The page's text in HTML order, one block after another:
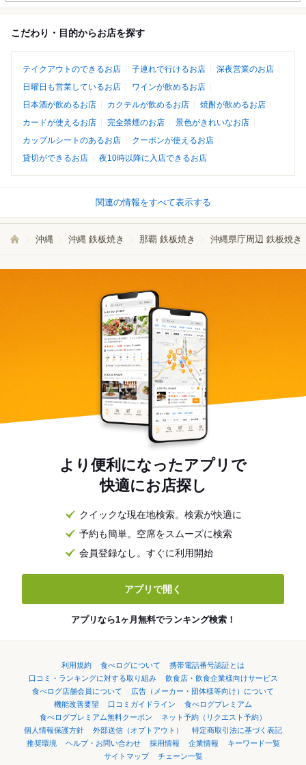
こだわり・目的からお店を探す
テイクアウトのできるお店 子連れで行けるお店
深夜営業のお店
日曜日も営業しているお店
ワインが飲めるお店
日本酒が飲めるお店
カクテルが飲めるお店
焼酎が飲めるお店
カードが使えるお店
完全禁煙のお店
景色がきれいなお店
カップルシートのあるお店
クーポンが使えるお店
貸切ができるお店
夜10時以降に入店できるお店
関連の情報をすべて表示する
沖縄 沖縄 鉄板焼き 那覇 鉄板焼き 沖縄県庁周辺 鉄板焼き
より便利になったアプリで
快適にお店探し
クイックな現在地検索。検索が快適に
予約も簡単。空席をスムーズに検索
会員登録なし。すぐに利用開始
アプリで開く
アプリなら1ヶ月無料でランキング検索！
利用規約 食べログについて
携帯電話番号認証とは
口コミ・ランキングに対する取り組み
飲食店・飲食企業様向けサービス
食べログ店舗会員について
広告（メーカー・団体様等向け）について
機能改善要望
口コミガイドライン
食べログプレミアム
食べログプレミアム無料クーポン
ネット予約（リクエスト予約）
個人情報保護方針
外部送信（オプトアウト）
特定商取引法に基づく表記
推奨環境
ヘルプ・お問い合わせ 採用情報 企業情報
キーワード一覧
サイトマップ
チェーン一覧